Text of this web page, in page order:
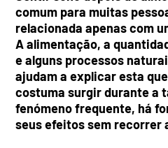
comum para muitas
relacionada apenas com
A alimentação, a
e alguns processos
ajudam a explicar esta
costuma surgir durante a
fenómeno frequente, há
seus efeitos sem recorrer